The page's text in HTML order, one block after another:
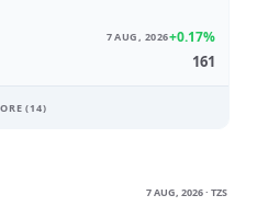
7 AUG, 2026+0.17%
161
(14)
7 AUG, 2026 · TZS